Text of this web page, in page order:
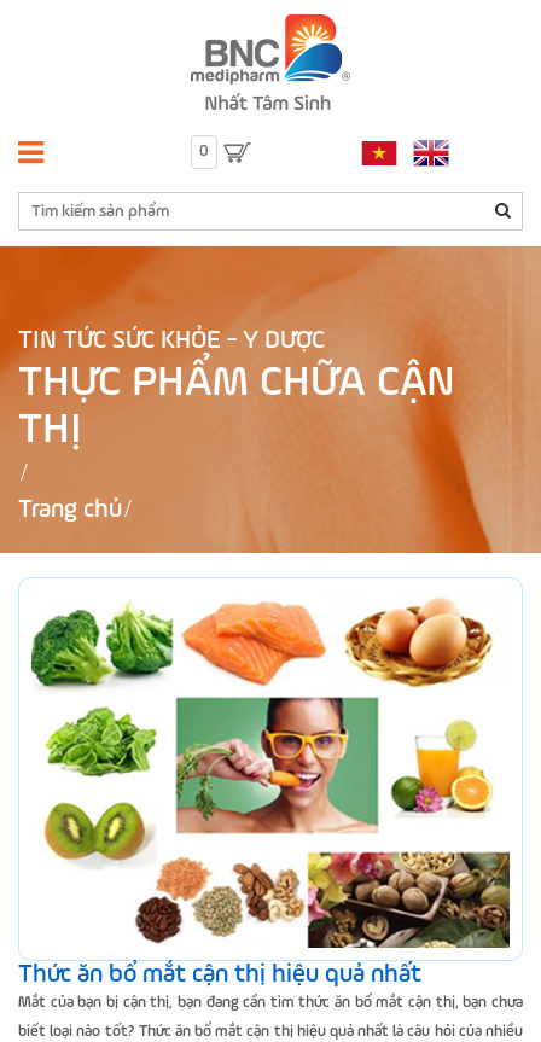
0
TIN TỨC SỨC KHỎE - Y DƯỢC
THỰC PHẨM CHỮA CẬN
THỊ
Trang chủ
Thức ăn bổ mắt cận thị hiệu quả nhất
Mắt của bạn bị cận thị, bạn đang cần tìm thức ăn bổ mắt cận thị, bạn chưa
biết loại nào tốt? Thức ăn bổ mắt cận thị hiệu quả nhất là câu hỏi của nhiều